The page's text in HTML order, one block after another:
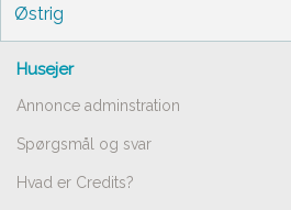
Østrig
Husejer
Annonce adminstration
Spørgsmål og svar
Hvad er Credits?